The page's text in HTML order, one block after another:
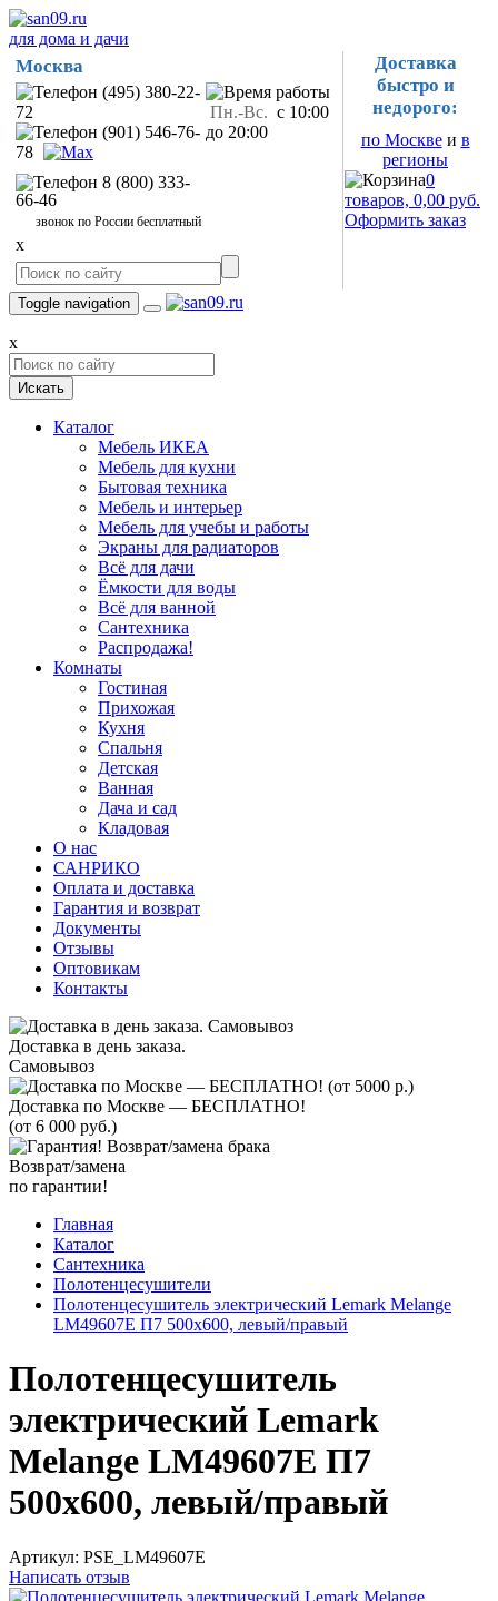
для дома и дачи
Москва
(495) 380-22-
72
(901) 546-76-
78
8 (800) 333-
66-46
звонок по России бесплатный
Пн.-Вс. с 10:00
до 20:00
x
Доставка
быстро и
недорого:
по Москвеи в
регионы
0
товаров, 0,00 руб.
Оформить заказ
Toggle navigation
x
Искать
Каталог
Мебель ИКЕА
Мебель для кухни
Бытовая техника
Мебель и интерьер
Мебель для учебы и работы
Экраны для радиаторов
Всё для дачи
Ёмкости для воды
Всё для ванной
Сантехника
Распродажа!
Комнаты
Гостиная
Прихожая
Кухня
Спальня
Детская
Ванная
Дача и сад
Кладовая
О нас
САНРИКО
Оплата и доставка
Гарантия и возврат
Документы
Отзывы
Оптовикам
Контакты
Доставка в день заказа.
Самовывоз
Доставка по Москве — БЕСПЛАТНО!
(от 6 000 руб.)
Возврат/замена
по гарантии!
Главная
Каталог
Сантехника
Полотенцесушители
Полотенцесушитель электрический Lemark Melange
LM49607E П7 500x600, левый/правый
Полотенцесушитель
электрический Lemark
Melange LM49607E П7
500x600, левый/правый
Артикул: PSE_LM49607E
Написать отзыв